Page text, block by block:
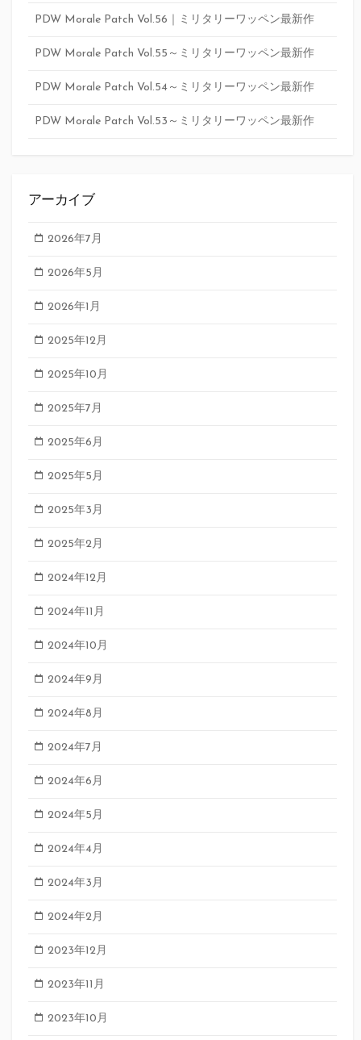
PDW Morale Patch Vol.56｜ミリタリーワッペン最新作
PDW Morale Patch Vol.55～ミリタリーワッペン最新作
PDW Morale Patch Vol.54～ミリタリーワッペン最新作
PDW Morale Patch Vol.53～ミリタリーワッペン最新作
アーカイブ
2026年7月
2026年5月
2026年1月
2025年12月
2025年10月
2025年7月
2025年6月
2025年5月
2025年3月
2025年2月
2024年12月
2024年11月
2024年10月
2024年9月
2024年8月
2024年7月
2024年6月
2024年5月
2024年4月
2024年3月
2024年2月
2023年12月
2023年11月
2023年10月